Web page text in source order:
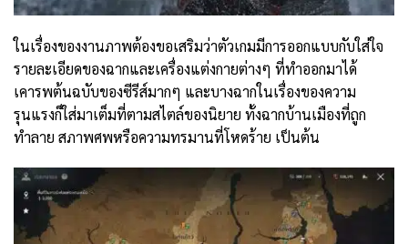
ในเรื่องของงานภาพต้องขอเสริมว่าตัวเกมมีการออกแบบกับใส่ใจ
รายละเอียดของฉากและเครื่องแต่งกายต่างๆ ที่ทำออกมาได้
เคารพต้นฉบับของซีรีส์มากๆ และบางฉากในเรื่องของความ
รุนแรงก็ใส่มาเต็มที่ตามสไตล์ของนิยาย ทั้งฉากบ้านเมืองที่ถูก
ทำลาย สภาพศพหรือความทรมานที่โหดร้าย เป็นต้น